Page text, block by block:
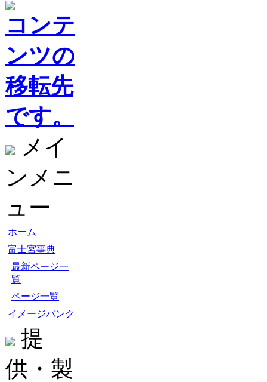
コンテ
ンツの
移転先
です。
メイ
ンメニ
ュー
ホーム
富士宮事典
最新ページ一
覧
ページ一覧
イメージバンク
提
供・製